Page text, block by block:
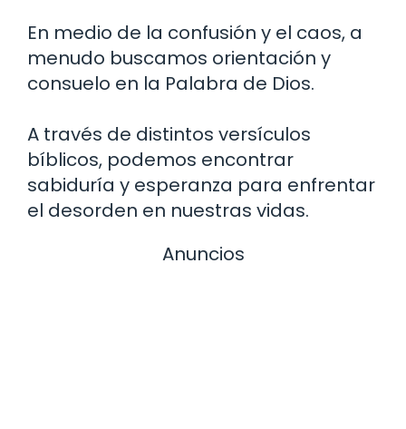
En medio de la confusión y el caos, a
menudo buscamos orientación y
consuelo en la Palabra de Dios.
A través de distintos versículos
bíblicos, podemos encontrar
sabiduría y esperanza para enfrentar
el desorden en nuestras vidas.
Anuncios